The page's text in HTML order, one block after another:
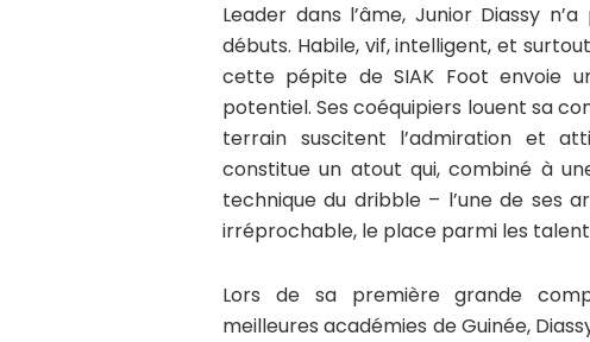
Leader dans l’âme, Junior Diassy
débuts. Habile, vif, intelligent, et
cette pépite de SIAK Foot envoie
potentiel. Ses coéquipiers louent sa
terrain suscitent l’admiration et
constitue un atout qui, combiné à
technique du dribble – l’une de ses
irréprochable, le place parmi les
Lors de sa première grande
meilleures académies de Guinée,